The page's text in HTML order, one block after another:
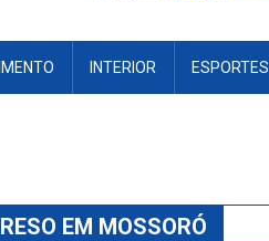
INTERIOR ESPORTES
EM MOSSORÓ